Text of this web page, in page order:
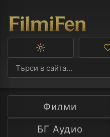
Превключване
тъмна
тема
Филми
БГ Аудио